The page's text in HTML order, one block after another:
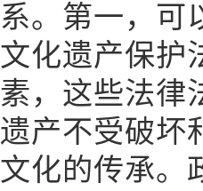
系。第一，可
文化遗产保护
素，这些法律
遗产不受破坏
文化的传承。